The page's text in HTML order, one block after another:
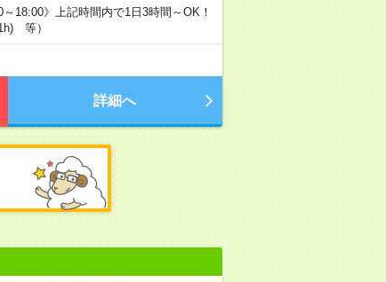
18:00》上記時間内で1日3時間～OK！
等）
詳細へ